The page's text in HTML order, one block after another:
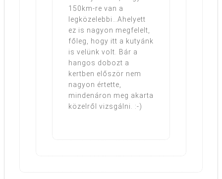
150km-re van a
legközelebbi…Ahelyett
ez is nagyon megfelelt,
főleg, hogy itt a kutyánk
is velünk volt. Bár a
hangos dobozt a
kertben először nem
nagyon értette,
mindenáron meg akarta
közelről vizsgálni. :-)